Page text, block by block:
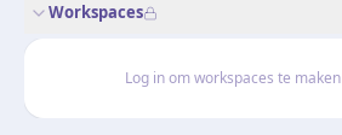
Workspaces
Log in om workspaces te maken